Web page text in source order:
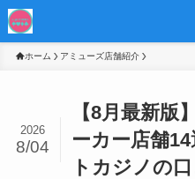
ホーム アミューズ店舗紹介
【8月最新版
ーカー店舗
トカジノの
2026
8/04